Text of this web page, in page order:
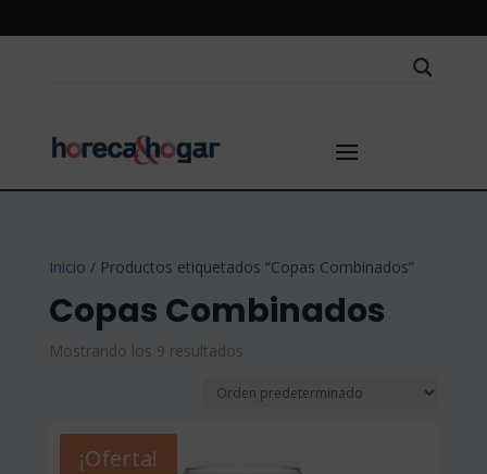
Inicio / Productos etiquetados “Copas Combinados”
Copas Combinados
Mostrando los 9 resultados
¡Oferta!